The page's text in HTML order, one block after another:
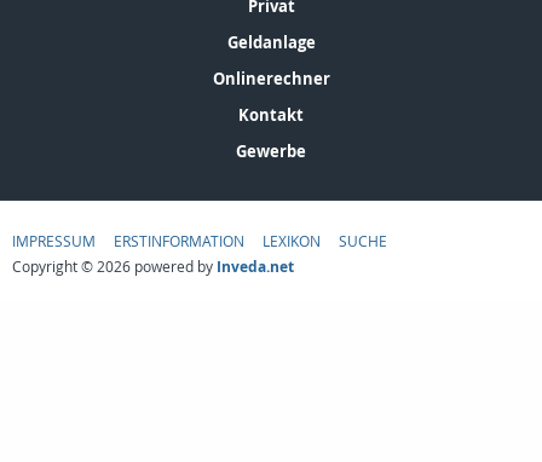
Privat
Geldanlage
Onlinerechner
Kontakt
Gewerbe
IMPRESSUM ERSTINFORMATION LEXIKON
SUCHE
Copyright © 2026 powered by Inveda.net